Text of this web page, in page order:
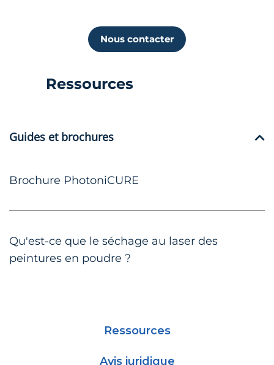
Nous contacter
Ressources
Guides et brochures
Brochure PhotoniCURE
Qu'est-ce que le séchage au laser des
peintures en poudre ?
Ressources
Avis juridique